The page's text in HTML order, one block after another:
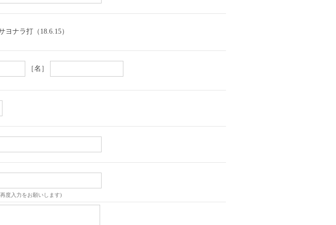
ヨナラ打（18.6.15）
［名］
度入力をお願いします)